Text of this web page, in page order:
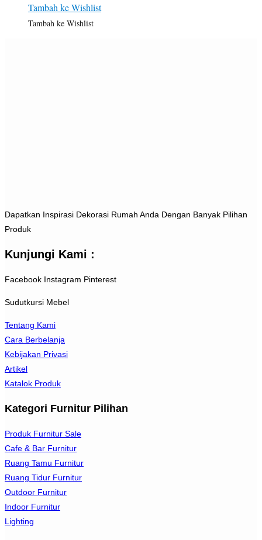
Tambah ke Wishlist
Tambah ke Wishlist
Dapatkan Inspirasi Dekorasi Rumah Anda Dengan Banyak Pilihan
Produk
Kunjungi Kami :
Facebook Instagram Pinterest
Sudutkursi Mebel
Tentang Kami
Cara Berbelanja
Kebijakan Privasi
Artikel
Katalok Produk
Kategori Furnitur Pilihan
Produk Furnitur Sale
Cafe & Bar Furnitur
Ruang Tamu Furnitur
Ruang Tidur Furnitur
Outdoor Furnitur
Indoor Furnitur
Lighting